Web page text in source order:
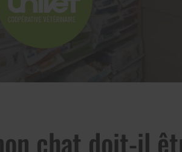
chat doit-il